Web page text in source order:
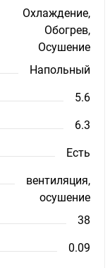
Охлаждение,
Обогрев,
Осушение
Напольный
5.6
6.3
Есть
вентиляция,
осушение
38
0.09